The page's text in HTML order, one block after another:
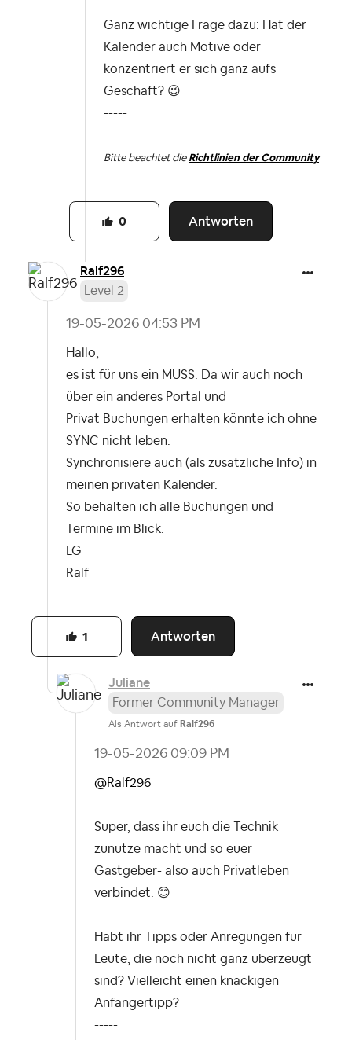
Ganz wichtige Frage dazu: Hat der
Kalender auch Motive oder
konzentriert er sich ganz aufs
Geschäft? 😉
-----
Bitte beachtet die Richtlinien der Community
Antworten
0
Ralf296
Level 2
‎19-05-2026 04:53 PM
Hallo,
es ist für uns ein MUSS. Da wir auch noch
über ein anderes Portal und
Privat Buchungen erhalten könnte ich ohne
SYNC nicht leben.
Synchronisiere auch (als zusätzliche Info) in
meinen privaten Kalender.
So behalten ich alle Buchungen und
Termine im Blick.
LG
Ralf
Antworten
1
Juliane
Former Community Manager
Als Antwort auf Ralf296
‎19-05-2026 09:09 PM
@Ralf296
Super, dass ihr euch die Technik
zunutze macht und so euer
Gastgeber- also auch Privatleben
verbindet. 😊
Habt ihr Tipps oder Anregungen für
Leute, die noch nicht ganz überzeugt
sind? Vielleicht einen knackigen
Anfängertipp?
-----